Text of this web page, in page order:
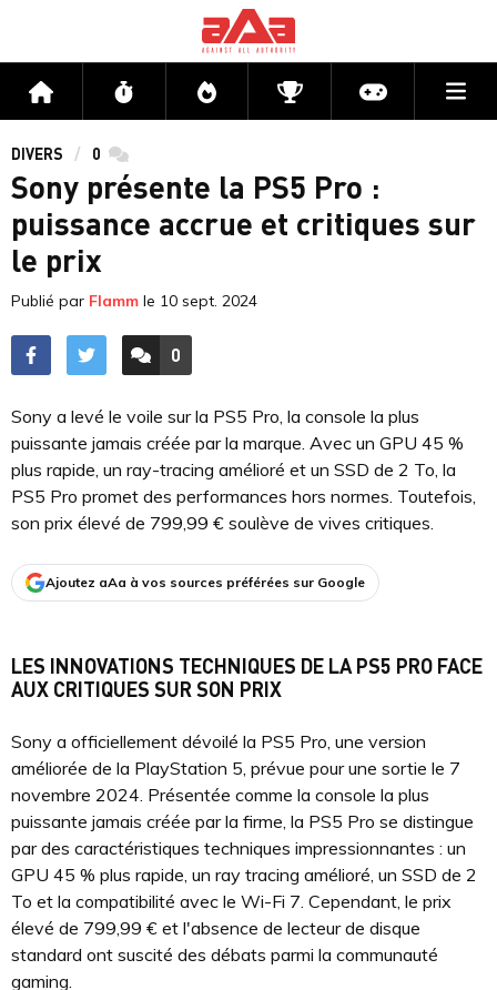
Accueil Flux Directs CompétitionsActu jeux
DIVERS 0 commentaires
Sony présente la PS5 Pro :
puissance accrue et critiques sur
le prix
Publié par Flamm le 10 sept. 2024
ACCÉDER AUX
0
COMMENTAIRES
Sony a levé le voile sur la PS5 Pro, la console la plus
puissante jamais créée par la marque. Avec un GPU 45 %
plus rapide, un ray-tracing amélioré et un SSD de 2 To, la
PS5 Pro promet des performances hors normes. Toutefois,
son prix élevé de 799,99 € soulève de vives critiques.
Ajoutez aAa à vos sources préférées sur Google
LES INNOVATIONS TECHNIQUES DE LA PS5 PRO FACE
AUX CRITIQUES SUR SON PRIX
Sony a officiellement dévoilé la PS5 Pro, une version
améliorée de la PlayStation 5, prévue pour une sortie le 7
novembre 2024. Présentée comme la console la plus
puissante jamais créée par la firme, la PS5 Pro se distingue
par des caractéristiques techniques impressionnantes : un
GPU 45 % plus rapide, un ray tracing amélioré, un SSD de 2
To et la compatibilité avec le Wi-Fi 7. Cependant, le prix
élevé de 799,99 € et l'absence de lecteur de disque
standard ont suscité des débats parmi la communauté
gaming.